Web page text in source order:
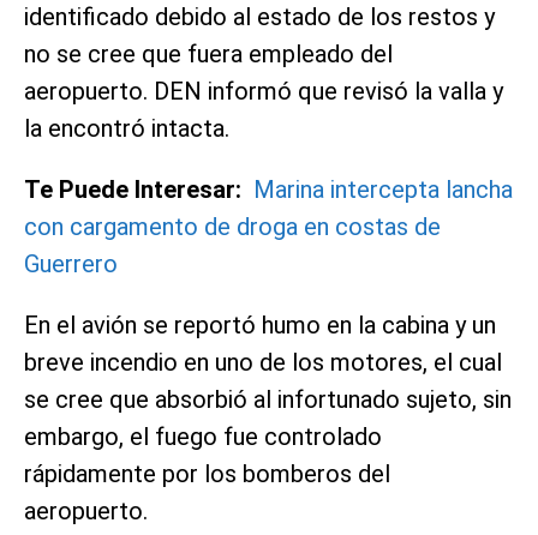
identificado debido al estado de los restos y
no se cree que fuera empleado del
aeropuerto. DEN informó que revisó la valla y
la encontró intacta.
Te Puede Interesar: Marina intercepta lancha
con cargamento de droga en costas de
Guerrero
En el avión se reportó humo en la cabina y un
breve incendio en uno de los motores, el cual
se cree que absorbió al infortunado sujeto, sin
embargo, el fuego fue controlado
rápidamente por los bomberos del
aeropuerto.